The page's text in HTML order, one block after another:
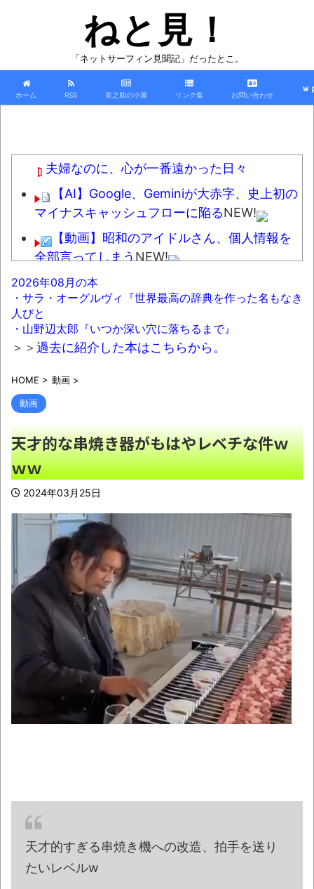
ねと見！
「ネットサーフィン見聞記」だったとこ。
ホーム RSS 甚之助の小屋 リンク集 お問い合わせ
ｗ
夫婦なのに、心が一番遠かった日々
【AI】Google、Geminiが大赤字、史上初の
マイナスキャッシュフローに陥るNEW!
【動画】昭和のアイドルさん、個人情報を
全部言ってしまう NEW!
メンタリストDaiGo「SNS最大のﾃﾞﾒﾘｯﾄは口
を開く価値がない奴が発信できるようになった
こと」
石破、遂にキレる！「日本の財政は世界最
汰じゃない」
～・・・あ、間違えた」→ガチで洒落にならな
い事態に・・・NEW!
7回制になるくらいなら甲子園以外のほうが
納得 聖地常連校の監督が大反対する理由
【動画】首都高で4tトラックが原因の玉突
き事故に巻き込まれた軽バンの車載。
【画像】マクドナルド、明日から発売のポ
ケモンハッピーセットに個数制限を設けるｗｗ
NEW!
親知らずって抜いたの方が良いの？NEW!
【私はあなたの味方】交際歴ゼロの同級生
宅に唐揚げや文庫本を20回以上届けた24歳女
NEW!
NEW!
週間少年ジャンプのグッズ(43億円分)を注
文してキャンセルした32歳女が逮捕
NEW!
2026年08月の本
・サラ・オーグルヴィ『世界最高の辞典を作った名もなき
人びと
・山野辺太郎『いつか深い穴に落ちるまで』
＞＞過去に紹介した本はこちらから。
HOME > 動画 >
動画
天才的な串焼き器がもはやレベチな件ｗ
ｗｗ
2024年03月25日
天才的すぎる串焼き機への改造、拍手を送り
たいレベルw